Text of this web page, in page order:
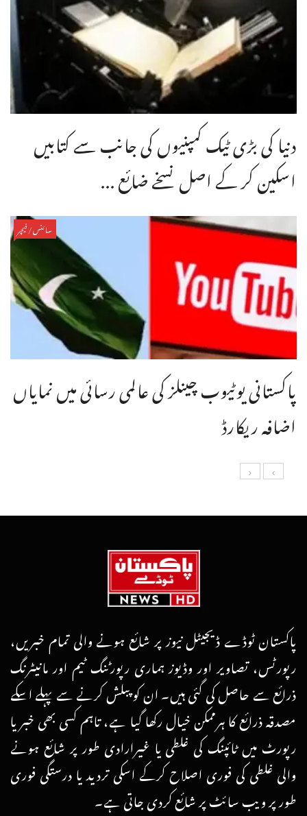
دنیا کی بڑی ٹیک کمپنیوں کی جانب سے کتابیں
اسکین کر کے اصل نسخے ضائع ...
سائنس/فیچر
پاکستانی یوٹیوب چینلز کی عالمی رسائی میں نمایاں
اضافہ ریکارڈ
پاکستان ٹوڈے ڈیجیٹل نیوز پر شائع ہونے والی تمام خبریں،
رپورٹس، تصاویر اور وڈیوز ہماری رپورٹنگ ٹیم اور مانیٹرنگ
ذرائع سے حاصل کی گئی ہیں۔ ان کو پبلش کرنے سے پہلے اسکے
مصدقہ ذرائع کا ہرممکن خیال رکھا گیا ہے، تاہم کسی بھی خبر یا
رپورٹ میں ٹائپنگ کی غلطی یا غیرارادی طور پر شائع ہونے
والی غلطی کی فوری اصلاح کرکے اسکی تردید یا درستگی فوری
طور پر ویب سائٹ پر شائع کردی جاتی ہے۔